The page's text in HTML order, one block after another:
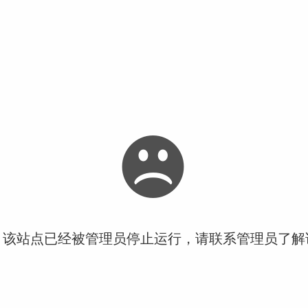
站点已经被管理员停止运行，请联系管理员了